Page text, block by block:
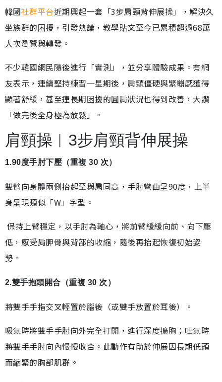
韓國社群平台近期興起一套「3步肩頸背伸展操」，解決久
坐族群的困擾，引發熱論，教學貼文至今已累積超過68萬
人次瀏覽與轉發。
不少韓國網民隨後進行「實測」，並分享體驗成果。有網
友表示，連續堅持練習一星期後，肩頸僵硬與緊繃感獲得
顯著舒緩，甚至連長期困擾的圓肩狀況也得到改善，大讚
「做完後全身極為放鬆」。
肩頸操︱3步肩頸背伸展操
1.90度手肘下壓（重複 30 次）
雙臂向身體兩側抬起至與肩同高，手肘彎曲呈90度，上半
身呈現類似「W」字型。
保持上臂穩定，以手肘為軸心，將前臂緩緩向前、向下壓
低，感受肩胛骨與背部的收縮，隨後再抬起恢復初始姿
勢。
2.雙手抱頭開合（重複 30 次）
將雙手手指交叉輕置於腦後（或雙手放置於耳後）。
吸氣時將雙手手肘向外完全打開，進行深度擴胸；吐氣時
將雙手手肘向內慢慢收合。此動作有助於伸展因長期低頭
而縮緊的胸部肌群。